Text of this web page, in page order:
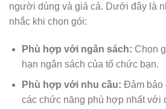
người dùng và giá cả. Dưới đây là
nhắc khi chọn gói:
Phù hợp với ngân sách: Chọn
hạn ngân sách của tổ chức bạn.
Phù hợp với nhu cầu: Đảm bảo
các chức năng phù hợp nhất với